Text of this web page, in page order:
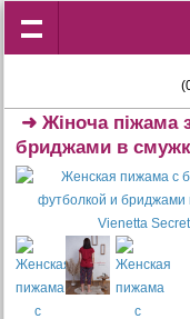
➜Жіноча піжама
бриджами в